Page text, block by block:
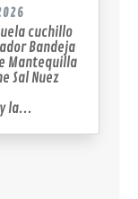
cuchillo
Bandeja
Mantequilla
Sal Nuez
la...